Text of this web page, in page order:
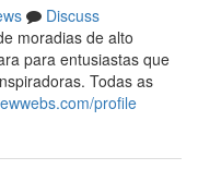
Discuss
moradias de alto
para entusiastas que
Todas as
profile